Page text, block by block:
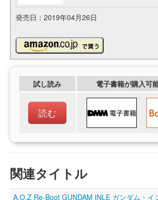
発売日：2019年04月26日
試し読み 電子書籍が購入可
読む
関連タイトル
A.O.Z Re-Boot GUNDAM INLE ガンダム・イ